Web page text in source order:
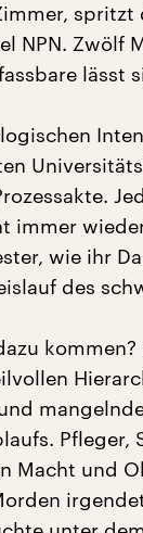
NPN. Zwölf
lässt
immer
wie ihr
des
Pfleger,
Macht und